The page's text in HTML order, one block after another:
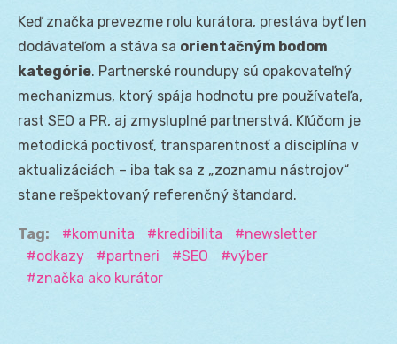
Keď značka prevezme rolu kurátora, prestáva byť len
dodávateľom a stáva sa orientačným bodom
kategórie. Partnerské roundupy sú opakovateľný
mechanizmus, ktorý spája hodnotu pre používateľa,
rast SEO a PR, aj zmysluplné partnerstvá. Kľúčom je
metodická poctivosť, transparentnosť a disciplína v
aktualizáciách – iba tak sa z „zoznamu nástrojov“
stane rešpektovaný referenčný štandard.
Tag: komunita kredibilita
newsletter
odkazy
partneri SEO
výber
značka ako kurátor